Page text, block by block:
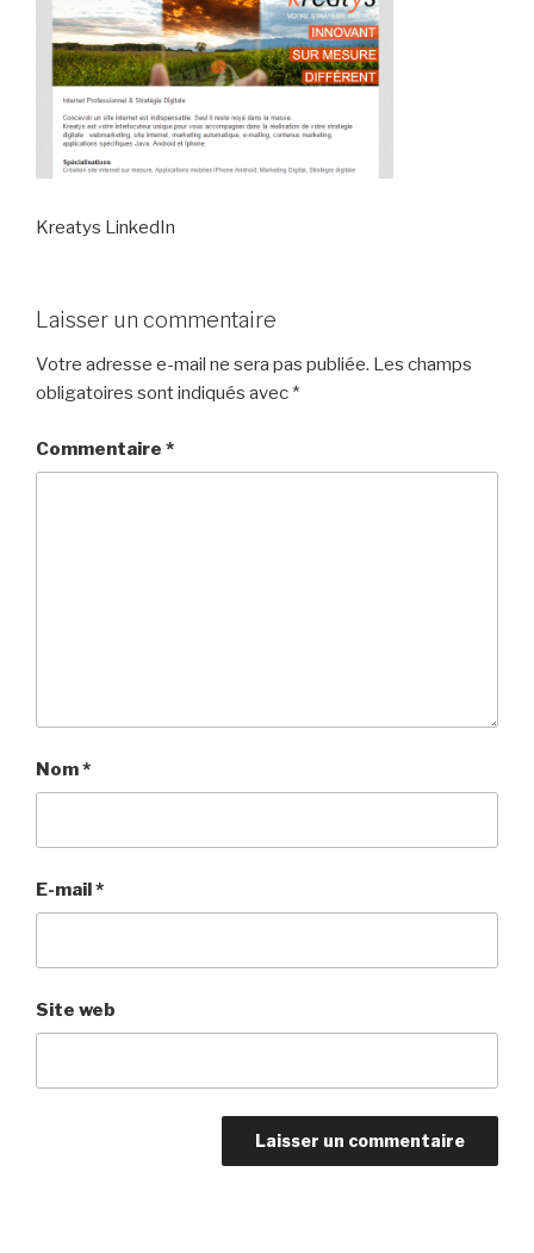
Kreatys LinkedIn
Laisser un commentaire
Votre adresse e-mail ne sera pas publiée. Les champs
obligatoires sont indiqués avec *
Commentaire *
Nom*
E-mail*
Site web